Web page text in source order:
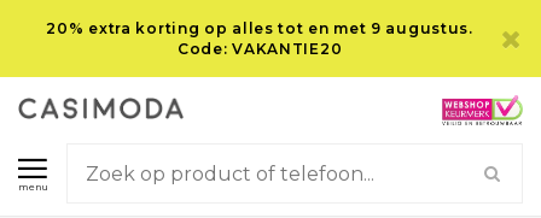
20% extra korting op alles tot en met 9 augustus.
Code: VAKANTIE20
menu